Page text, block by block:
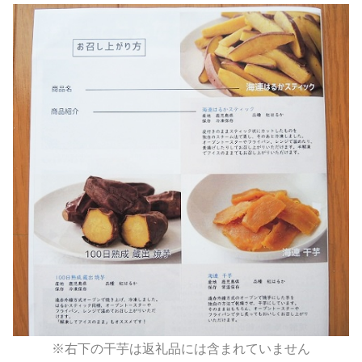
※右下の干芋は返礼品には含まれていません